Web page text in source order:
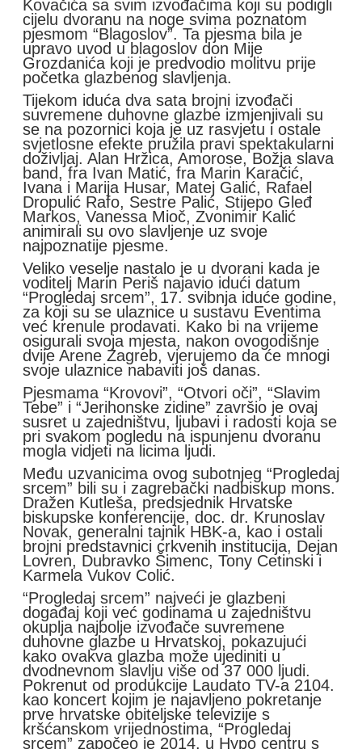
Kovačića sa svim izvođačima koji su podigli
cijelu dvoranu na noge svima poznatom
pjesmom “Blagoslov”. Ta pjesma bila je
upravo uvod u blagoslov don Mije
Grozdanića koji je predvodio molitvu prije
početka glazbenog slavljenja.
Tijekom iduća dva sata brojni izvođači
suvremene duhovne glazbe izmjenjivali su
se na pozornici koja je uz rasvjetu i ostale
svjetlosne efekte pružila pravi spektakularni
doživljaj. Alan Hržica, Amorose, Božja slava
band, fra Ivan Matić, fra Marin Karačić,
Ivana i Marija Husar, Matej Galić, Rafael
Dropulić Rafo, Sestre Palić, Stijepo Gleđ
Markos, Vanessa Mioč, Zvonimir Kalić
animirali su ovo slavljenje uz svoje
najpoznatije pjesme.
Veliko veselje nastalo je u dvorani kada je
voditelj Marin Periš najavio idući datum
“Progledaj srcem”, 17. svibnja iduće godine,
za koji su se ulaznice u sustavu Eventima
već krenule prodavati. Kako bi na vrijeme
osigurali svoja mjesta, nakon ovogodišnje
dvije Arene Zagreb, vjerujemo da će mnogi
svoje ulaznice nabaviti još danas.
Pjesmama “Krovovi”, “Otvori oči”, “Slavim
Tebe” i “Jerihonske zidine” završio je ovaj
susret u zajedništvu, ljubavi i radosti koja se
pri svakom pogledu na ispunjenu dvoranu
mogla vidjeti na licima ljudi.
Među uzvanicima ovog subotnjeg “Progledaj
srcem” bili su i zagrebački nadbiskup mons.
Dražen Kutleša, predsjednik Hrvatske
biskupske konferencije, doc. dr. Krunoslav
Novak, generalni tajnik HBK-a, kao i ostali
brojni predstavnici crkvenih institucija, Dejan
Lovren, Dubravko Šimenc, Tony Cetinski i
Karmela Vukov Colić.
“Progledaj srcem” najveći je glazbeni
događaj koji već godinama u zajedništvu
okuplja najbolje izvođače suvremene
duhovne glazbe u Hrvatskoj, pokazujući
kako ovakva glazba može ujediniti u
dvodnevnom slavlju više od 37 000 ljudi.
Pokrenut od produkcije Laudato TV-a 2104.
kao koncert kojim je najavljeno pokretanje
prve hrvatske obiteljske televizije s
kršćanskom vrijednostima, “Progledaj
srcem” započeo je 2014. u Hypo centru s